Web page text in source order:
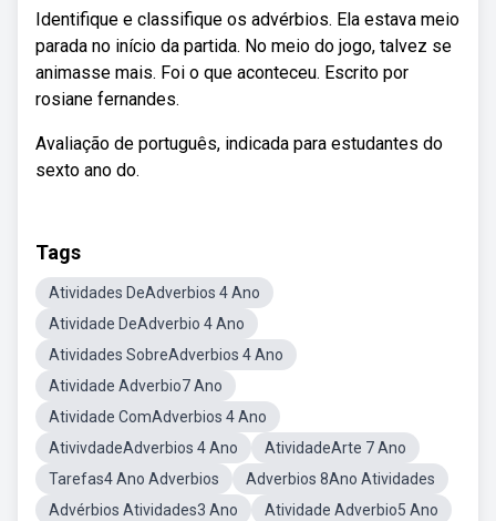
Identifique e classifique os advérbios. Ela estava meio
parada no início da partida. No meio do jogo, talvez se
animasse mais. Foi o que aconteceu. Escrito por
rosiane fernandes.
Avaliação de português, indicada para estudantes do
sexto ano do.
Tags
Atividades DeAdverbios 4 Ano
Atividade DeAdverbio 4 Ano
Atividades SobreAdverbios 4 Ano
Atividade Adverbio7 Ano
Atividade ComAdverbios 4 Ano
AtivivdadeAdverbios 4 Ano
AtividadeArte 7 Ano
Tarefas4 Ano Adverbios
Adverbios 8Ano Atividades
Advérbios Atividades3 Ano
Atividade Adverbio5 Ano